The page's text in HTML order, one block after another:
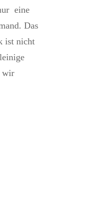
eine
Das
ist nicht
wir